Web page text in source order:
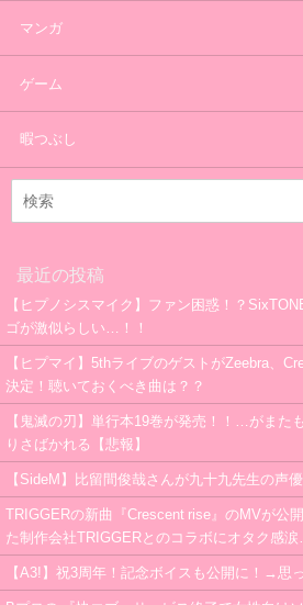
マンガ
ゲーム
暇つぶし
最近の投稿
【ヒプノシスマイク】ファン困惑！？
ゴが激似らしい…！！
【ヒプマイ】5thライブのゲストがZeebra、
決定！聴いておくべき曲は？？
【鬼滅の刃】単行本19巻が発売！！…がまた
りさばかれる【悲報】
【SideM】比留間俊哉さんが九十九先生の声
TRIGGERの新曲『Crescent rise』のMVが公
た制作会社TRIGGERとのコラボにオタク感涙
【A3!】祝3周年！記念ボイスも公開に！→思